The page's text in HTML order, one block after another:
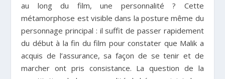
au long du film, une personnalité ? Cette
métamorphose est visible dans la posture même du
personnage principal : il suffit de passer rapidement
du début à la fin du film pour constater que Malik a
acquis de l’assurance, sa façon de se tenir et de
marcher ont pris consistance. La question de la